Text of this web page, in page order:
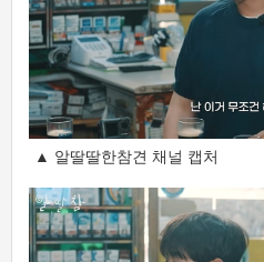
▲ 알딸딸한참견 채널 캡처